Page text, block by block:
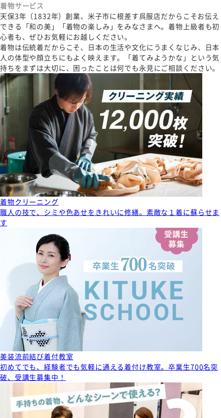
着物サービス
天保3年（1832年）創業、米子市に根差す呉服店だからこそお伝え
できる「和の美」「着物の楽しみ」をみなさまへ。着物上級者も初
心者も、ぜひお気軽にお越しください。
着物は伝統着だからこそ、日本の生活や文化にうまくなじみ、日本
人の体型や顔立ちにもよく映えます。「着てみようかな」という気
持ちをまずは大切に、困ったことは何でも永見にご相談ください。
着物クリーニング
職人の技で、シミや色あせをきれいに修繕。素敵な１着に蘇らせま
す
美装流前結び着付教室
初めてでも、経験者でも気軽に通える着付け教室。卒業生700名突
破、受講生募集中！